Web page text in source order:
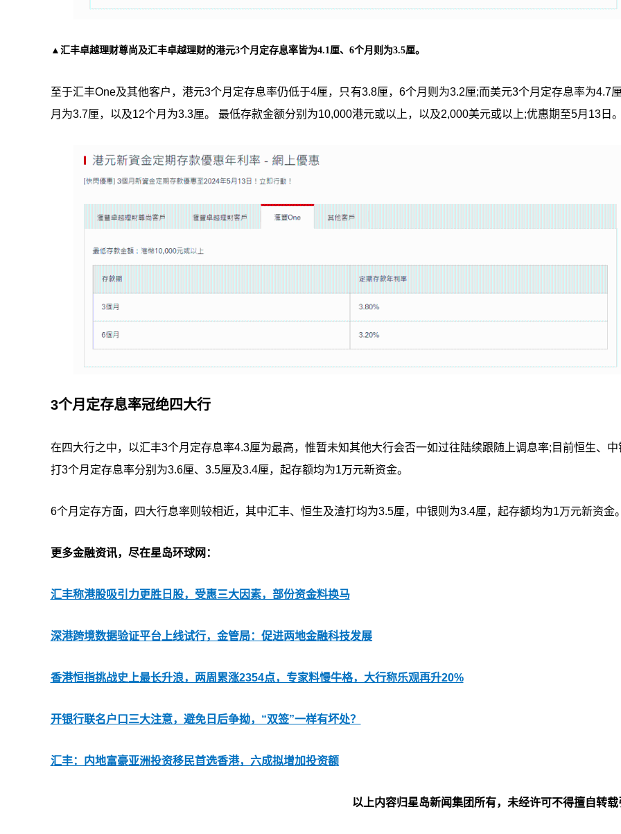
▲汇丰卓越理财尊尚及汇丰卓越理财的港元3个月定存息率皆为4.1厘、6个月则为3.5厘。
至于汇丰One及其他客户，港元3个月定存息率仍低于4厘，只有3.8厘，6个月则为3.2厘;而美元3个月定存息率为4.7
月为3.7厘，以及12个月为3.3厘。 最低存款金额分别为10,000港元或以上，以及2,000美元或以上;优惠期至5月13日
3个月定存息率冠绝四大行
在四大行之中，以汇丰3个月定存息率4.3厘为最高，惟暂未知其他大行会否一如过往陆续跟随上调息率;目前恒生、中
打3个月定存息率分别为3.6厘、3.5厘及3.4厘，起存额均为1万元新资金。
6个月定存方面，四大行息率则较相近，其中汇丰、恒生及渣打均为3.5厘，中银则为3.4厘，起存额均为1万元新资金
更多金融资讯，尽在星岛环球网：
汇丰称港股吸引力更胜日股，受惠三大因素，部份资金料换马
深港跨境数据验证平台上线试行，金管局：促进两地金融科技发展
香港恒指挑战史上最长升浪，两周累涨2354点，专家料慢牛格，大行称乐观再升20%
开银行联名户口三大注意，避免日后争拗，“双签”一样有坏处？
汇丰：内地富豪亚洲投资移民首选香港，六成拟增加投资额
以上内容归星岛新闻集团所有，未经许可不得擅自转载